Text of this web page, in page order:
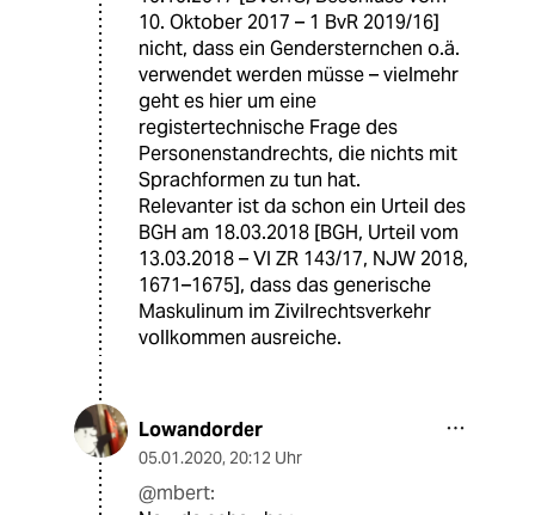
10. Oktober 2017 – 1 BvR 2019/16]
nicht, dass ein Gendersternchen o.ä.
verwendet werden müsse – vielmehr
geht es hier um eine
registertechnische Frage des
Personenstandrechts, die nichts mit
Sprachformen zu tun hat.
Relevanter ist da schon ein Urteil des
BGH am 18.03.2018 [BGH, Urteil vom
13.03.2018 – VI ZR 143/17, NJW 2018,
1671–1675], dass das generische
Maskulinum im Zivilrechtsverkehr
vollkommen ausreiche.
Lowandorder
05.01.2020, 20:12 Uhr
@mbert: